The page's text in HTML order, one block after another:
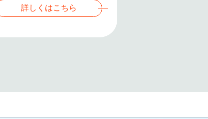
詳しくはこちら